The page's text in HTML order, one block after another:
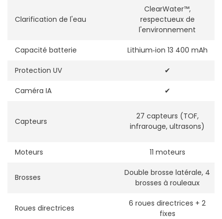
Clarification de l'eau
ClearWater™,
respectueux de
l'environnement
Capacité batterie Lithium‑ion 13 400 mAh
Protection UV ✔
Caméra IA ✔
Capteurs
27 capteurs (TOF,
infrarouge, ultrasons)
Moteurs 11 moteurs
Brosses
Double brosse latérale, 4
brosses à rouleaux
Roues directrices
6 roues directrices + 2
fixes